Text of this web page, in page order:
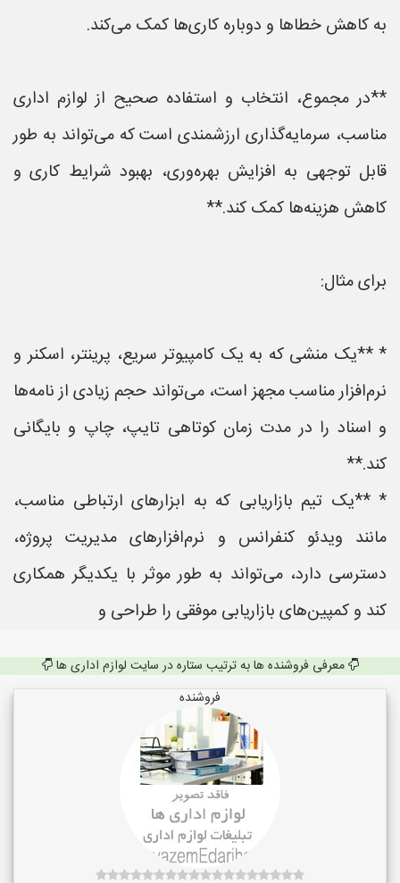
به کاهش خطاها و دوباره کاری‌ها کمک می‌کند.
**در مجموع، انتخاب و استفاده صحیح از لوازم اداری
مناسب، سرمایه‌گذاری ارزشمندی است که می‌تواند به طور
قابل توجهی به افزایش بهره‌وری، بهبود شرایط کاری و
کاهش هزینه‌ها کمک کند.**
برای مثال:
* **یک منشی که به یک کامپیوتر سریع، پرینتر، اسکنر و
نرم‌افزار مناسب مجهز است، می‌تواند حجم زیادی از نامه‌ها
و اسناد را در مدت زمان کوتاهی تایپ، چاپ و بایگانی
کند.**
* **یک تیم بازاریابی که به ابزارهای ارتباطی مناسب،
مانند ویدئو کنفرانس و نرم‌افزارهای مدیریت پروژه،
دسترسی دارد، می‌تواند به طور موثر با یکدیگر همکاری
کند و کمپین‌های بازاریابی موفقی را طراحی و
معرفی فروشنده ها به ترتیب ستاره در سایت لوازم اداری ها
فروشنده